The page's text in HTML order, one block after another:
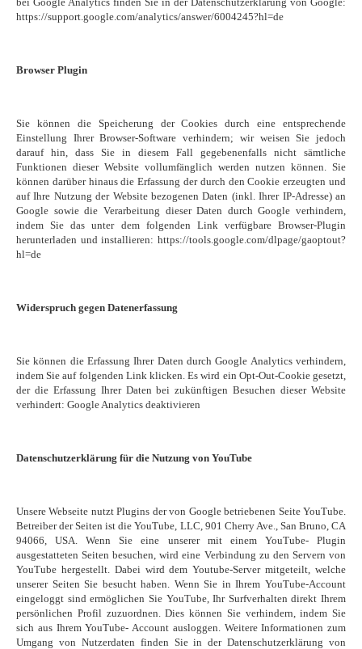
bei Google Analytics finden Sie in der Datenschutzerklärung von Google:
https://support.google.com/analytics/answer/6004245?hl=de
Browser Plugin
Sie können die Speicherung der Cookies durch eine entsprechende
Einstellung Ihrer Browser-Software verhindern; wir weisen Sie jedoch
darauf hin, dass Sie in diesem Fall gegebenenfalls nicht sämtliche
Funktionen dieser Website vollumfänglich werden nutzen können. Sie
können darüber hinaus die Erfassung der durch den Cookie erzeugten und
auf Ihre Nutzung der Website bezogenen Daten (inkl. Ihrer IP-Adresse) an
Google sowie die Verarbeitung dieser Daten durch Google verhindern,
indem Sie das unter dem folgenden Link verfügbare Browser-Plugin
herunterladen und installieren: https://tools.google.com/dlpage/gaoptout?
hl=de
Widerspruch gegen Datenerfassung
Sie können die Erfassung Ihrer Daten durch Google Analytics verhindern,
indem Sie auf folgenden Link klicken. Es wird ein Opt-Out-Cookie gesetzt,
der die Erfassung Ihrer Daten bei zukünftigen Besuchen dieser Website
verhindert: Google Analytics deaktivieren
Datenschutzerklärung für die Nutzung von YouTube
Unsere Webseite nutzt Plugins der von Google betriebenen Seite YouTube.
Betreiber der Seiten ist die YouTube, LLC, 901 Cherry Ave., San Bruno, CA
94066, USA. Wenn Sie eine unserer mit einem YouTube- Plugin
ausgestatteten Seiten besuchen, wird eine Verbindung zu den Servern von
YouTube hergestellt. Dabei wird dem Youtube-Server mitgeteilt, welche
unserer Seiten Sie besucht haben. Wenn Sie in Ihrem YouTube-Account
eingeloggt sind ermöglichen Sie YouTube, Ihr Surfverhalten direkt Ihrem
persönlichen Profil zuzuordnen. Dies können Sie verhindern, indem Sie
sich aus Ihrem YouTube- Account ausloggen. Weitere Informationen zum
Umgang von Nutzerdaten finden Sie in der Datenschutzerklärung von